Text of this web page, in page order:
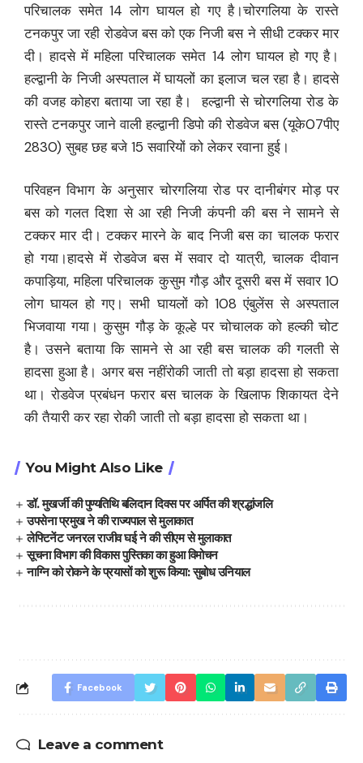
परिचालक समेत 14 लोग घायल हो गए है।चोरगलिया के रास्ते
टनकपुर जा रही रोडवेज बस को एक निजी बस ने सीधी टक्कर मार
दी। हादसे में महिला परिचालक समेत 14 लोग घायल हो गए है।
हल्द्वानी के निजी अस्पताल में घायलों का इलाज चल रहा है। हादसे
की वजह कोहरा बताया जा रहा है। हल्द्वानी से चोरगलिया रोड के
रास्ते टनकपुर जाने वाली हल्द्वानी डिपो की रोडवेज बस (यूके07पीए
2830) सुबह छह बजे 15 सवारियों को लेकर रवाना हुई।
परिवहन विभाग के अनुसार चोरगलिया रोड पर दानीबंगर मोड़ पर
बस को गलत दिशा से आ रही निजी कंपनी की बस ने सामने से
टक्कर मार दी। टक्कर मारने के बाद निजी बस का चालक फरार
हो गया।हादसे में रोडवेज बस में सवार दो यात्री, चालक दीवान
कपाड़िया, महिला परिचालक कुसुम गौड़ और दूसरी बस में सवार 10
लोग घायल हो गए। सभी घायलों को 108 एंबुलेंस से अस्पताल
भिजवाया गया। कुसुम गौड़ के कूल्हे पर चोचालक को हल्की चोट
है। उसने बताया कि सामने से आ रही बस चालक की गलती से
हादसा हुआ है। अगर बस नहींरोकी जाती तो बड़ा हादसा हो सकता
था। रोडवेज प्रबंधन फरार बस चालक के खिलाफ शिकायत देने
की तैयारी कर रहा रोकी जाती तो बड़ा हादसा हो सकता था।
You Might Also Like
डॉ. मुखर्जी की पुण्यतिथि बलिदान दिवस पर अर्पित की श्रद्धांजलि
उपसेना प्रमुख ने की राज्यपाल से मुलाकात
लेफ्टिनेंट जनरल राजीव घई ने की सीएम से मुलाकात
सूचना विभाग की विकास पुस्तिका का हुआ विमोचन
नाग्नि को रोकने के प्रयासों को शुरू किया: सुबोध उनियाल
Facebook
Leave a comment